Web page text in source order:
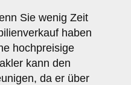
Sie wenig Zeit
haben
hochpreisige
kann den
da er über